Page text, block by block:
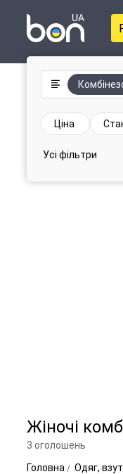
Ціна
Усі фільтри
Жіночі
3 оголошень
Головна
Одяг,